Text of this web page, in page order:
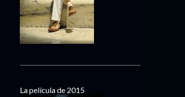
La película de 2015